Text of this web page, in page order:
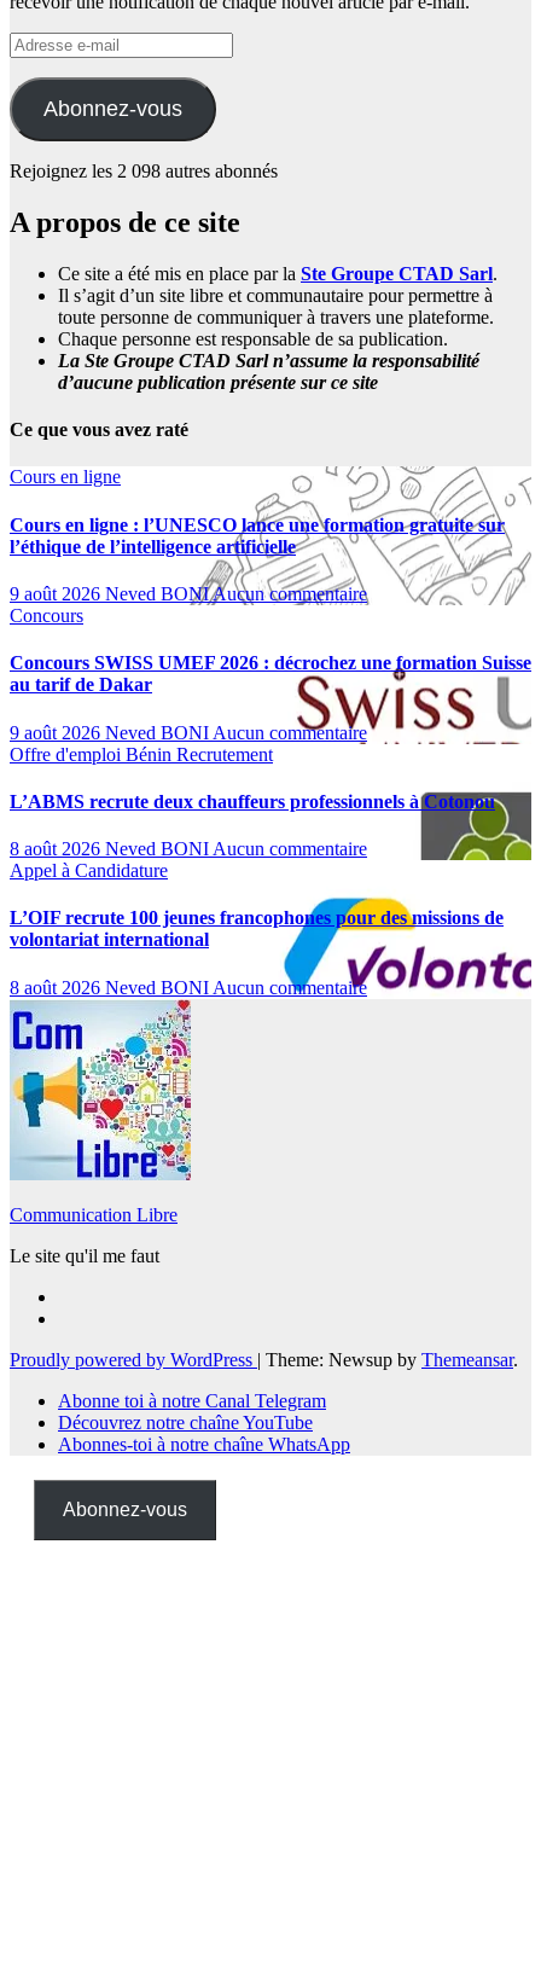
Adresse
e-
mail
Abonnez-vous
Rejoignez les 2 098 autres abonnés
A propos de ce site
Ce site a été mis en place par la Ste Groupe CTAD Sarl.
Il s’agit d’un site libre et communautaire pour permettre à
toute personne de communiquer à travers une plateforme.
Chaque personne est responsable de sa publication.
La Ste Groupe CTAD Sarl n’assume la responsabilité
d’aucune publication présente sur ce site
Ce que vous avez raté
Cours en ligne
Cours en ligne : l’UNESCO lance une formation gratuite sur
l’éthique de l’intelligence artificielle
9 août 2026 Neved BONIAucun commentaire
Concours
Concours SWISS UMEF 2026 : décrochez une formation Suisse
au tarif de Dakar
9 août 2026 Neved BONI Aucun commentaire
Offre d'emploi Bénin Recrutement
L’ABMS recrute deux chauffeurs professionnels à Cotonou
8 août 2026 Neved BONI Aucun commentaire
Appel à Candidature
L’OIF recrute 100 jeunes francophones pour des missions de
volontariat international
8 août 2026 Neved BONI Aucun commentaire
Communication Libre
Le site qu'il me faut
Proudly powered by WordPress | Theme: Newsup by Themeansar.
Abonne toi à notre Canal Telegram
Découvrez notre chaîne YouTube
Abonnes-toi à notre chaîne WhatsApp
Abonnez-vous